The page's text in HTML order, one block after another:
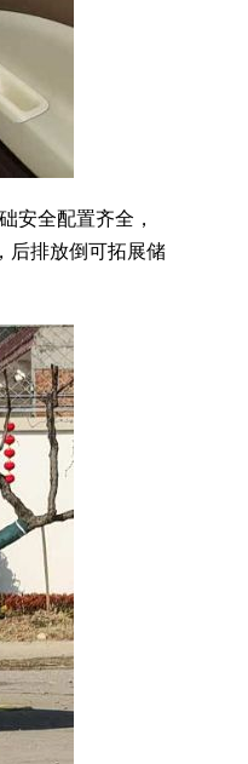
安全配置齐全，
后排放倒可拓展储